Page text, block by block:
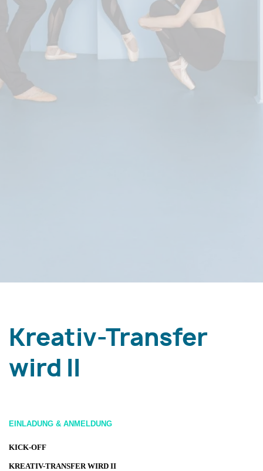
Kreativ-Transfer
wird II
EINLADUNG & ANMELDUNG
KICK-OFF
KREATIV-TRANSFER WIRD II